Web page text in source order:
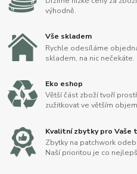
výhodně.
Vše skladem
Rychle odesíláme
skladem, na nic nečekáte.
Eko eshop
Větší část zboží tvoří
zužitkovat ve větším
Kvalitní zbytky pro Vaše
Zbytky na patchwork
Naší prioritou je co